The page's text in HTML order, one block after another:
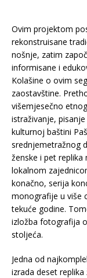
Ovim projektom
rekonstruisane
nošnje, zatim
informisane i
Kolašine o ovim
zaostavštine.
višemjesečno
istraživanje,
kulturnoj baštini
srednjemetražnog
ženske i pet
lokalnom
konačno, serija
monografije u više
tekuće godine.
izložba fotografija
stoljeća.
Jedna od
izrada deset